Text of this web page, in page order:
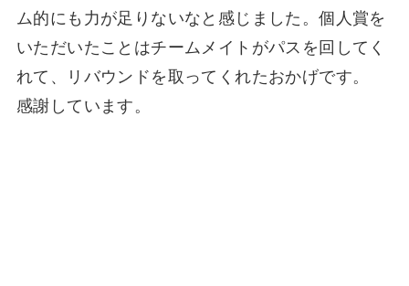
ム的にも力が足りないなと感じました。個人賞を
いただいたことはチームメイトがパスを回してく
れて、リバウンドを取ってくれたおかげです。
感謝しています。